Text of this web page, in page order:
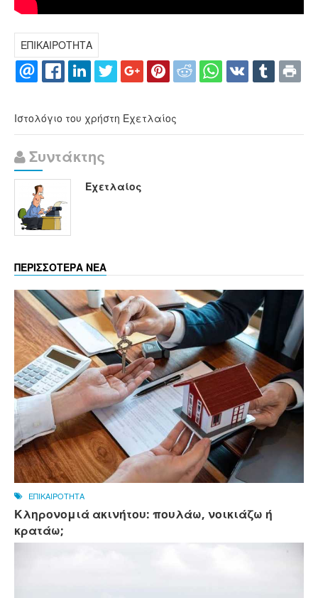
ΕΠΙΚΑΙΡΟΤΗΤΑ
Ιστολόγιο του χρήστη Εχετλαίος
Συντάκτης
Εχετλαίος
ΠΕΡΙΣΣΟΤΕΡΑ ΝΕΑ
ΕΠΙΚΑΙΡΟΤΗΤΑ
Κληρονομιά ακινήτου: πουλάω, νοικιάζω ή
κρατάω;